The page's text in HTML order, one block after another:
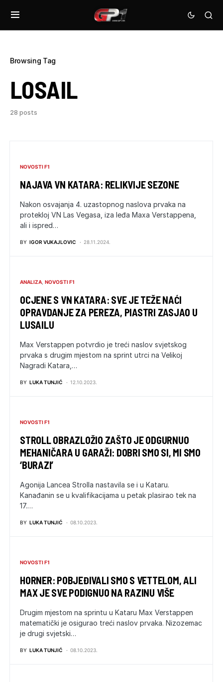
Browsing Tag
LOSAIL
28 posts
NOVOSTI F1
NAJAVA VN KATARA: RELIKVIJE SEZONE
Nakon osvajanja 4. uzastopnog naslova prvaka na
protekloj VN Las Vegasa, iza leđa Maxa Verstappena,
ali i ispred…
BY IGOR VUKAJLOVIC 28.11.2024.
ANALIZA NOVOSTI F1
OCJENE S VN KATARA: SVE JE TEŽE NAĆI
OPRAVDANJE ZA PEREZA, PIASTRI ZASJAO U
LUSAILU
Max Verstappen potvrdio je treći naslov svjetskog
prvaka s drugim mjestom na sprint utrci na Velikoj
Nagradi Katara,…
BY LUKA TUNJIĆ 12.10.2023.
NOVOSTI F1
STROLL OBRAZLOŽIO ZAŠTO JE ODGURNUO
MEHANIČARA U GARAŽI: DOBRI SMO SI, MI SMO
‘BURAZI’
Agonija Lancea Strolla nastavila se i u Kataru.
Kanađanin se u kvalifikacijama u petak plasirao tek na
17.…
BY LUKA TUNJIĆ 08.10.2023.
NOVOSTI F1
HORNER: POBJEĐIVALI SMO S VETTELOM, ALI
MAX JE SVE PODIGNUO NA RAZINU VIŠE
Drugim mjestom na sprintu u Kataru Max Verstappen
matematički je osigurao treći naslov prvaka. Nizozemac
je drugi svjetski…
BY LUKA TUNJIĆ 08.10.2023.